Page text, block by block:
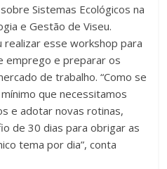
Sistemas Ecológicos na
e Gestão de Viseu.
realizar esse workshop para
emprego e preparar os
de trabalho. “Como se
que necessitamos
e adotar novas rotinas,
de 30 dias para obrigar as
tema por dia”, conta